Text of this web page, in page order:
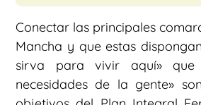
Conectar las principales
Mancha y que estas
sirva para vivir aquí» que
necesidades de la gente»